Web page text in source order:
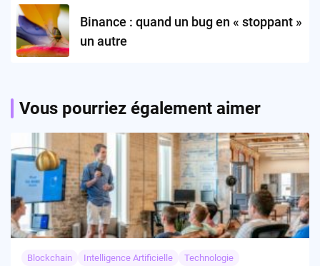
Binance : quand un bug en « stoppant »
un autre
Vous pourriez également aimer
Blockchain Intelligence Artificielle Technologie